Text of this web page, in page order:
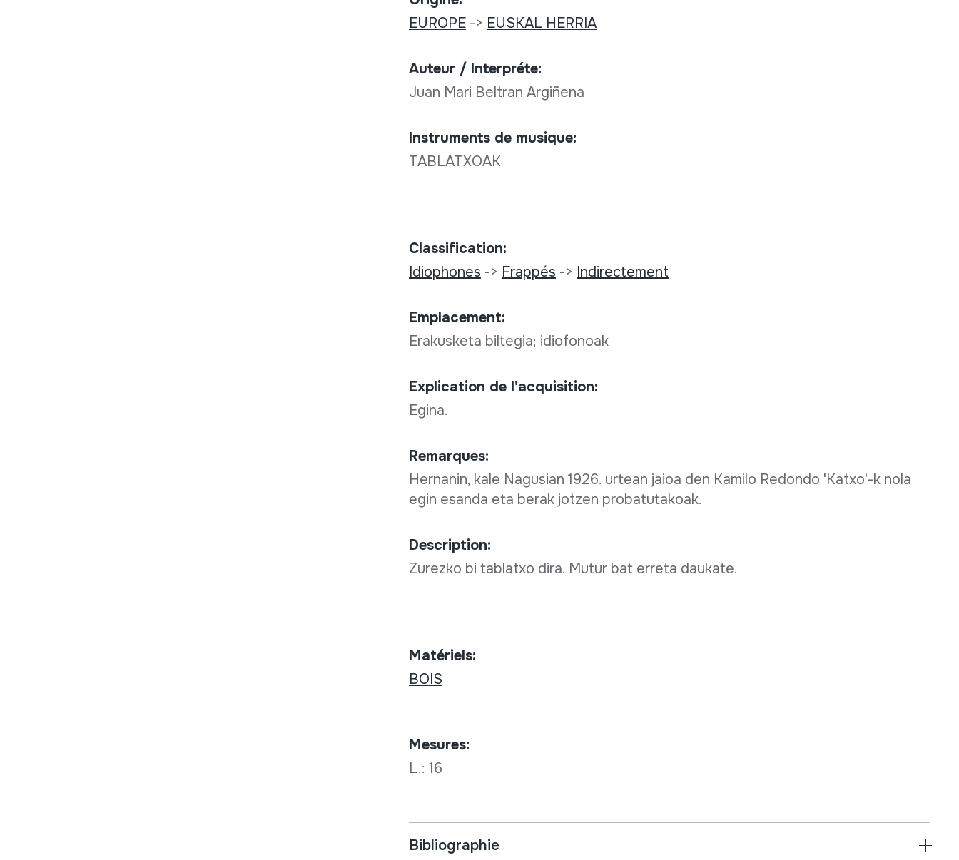
EUROPE-> EUSKAL HERRIA
Auteur / Interpréte:
Juan Mari Beltran Argiñena
Instruments de musique:
TABLATXOAK
Classification:
Idiophones -> Frappés -> Indirectement
Emplacement:
Erakusketa biltegia; idiofonoak
Explication de l'acquisition:
Egina.
Remarques:
Hernanin, kale Nagusian 1926. urtean jaioa den Kamilo Redondo 'Katxo'-k nola
egin esanda eta berak jotzen probatutakoak.
Description:
Zurezko bi tablatxo dira. Mutur bat erreta daukate.
Matériels:
BOIS
Mesures:
L.: 16
Bibliographie